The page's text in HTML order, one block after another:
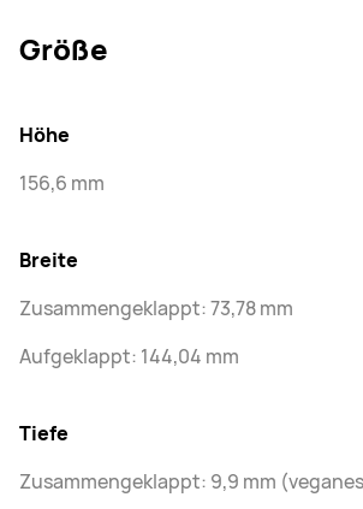
Größe
Höhe
156,6 mm
Breite
Zusammengeklappt: 73,78 mm
Aufgeklappt: 144,04 mm
Tiefe
Zusammengeklappt: 9,9 mm